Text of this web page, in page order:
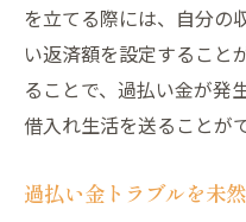
を立てる際には、自分の
い返済額を設定すること
ることで、過払い金が発
借入れ生活を送ることが
過払い金トラブルを未